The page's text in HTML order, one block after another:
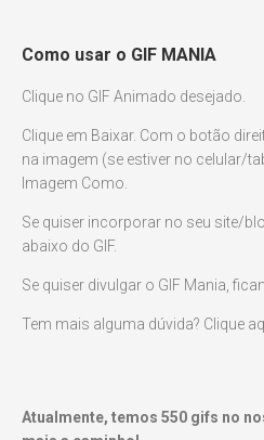
Como usar o GIF MANIA
Clique no GIF Animado desejado.
Clique em Baixar. Com o botão
na imagem (se estiver no celular/
Imagem Como.
Se quiser incorporar no seu site/
abaixo do GIF.
Se quiser divulgar o GIF Mania,
Tem mais alguma dúvida? Clique
Atualmente, temos 550 gifs no